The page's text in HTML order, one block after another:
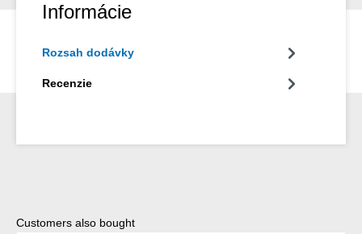
Informácie
Rozsah dodávky
Recenzie
Preskočiť galériu produktov
Customers also bought